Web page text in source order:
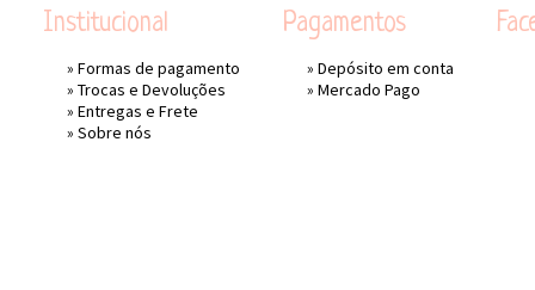
Institucional
» Formas de pagamento
» Trocas e Devoluções
» Entregas e Frete
» Sobre nós
Pagamentos
» Depósito em conta
» Mercado Pago